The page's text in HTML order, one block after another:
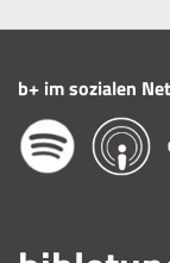
b+ im sozialen